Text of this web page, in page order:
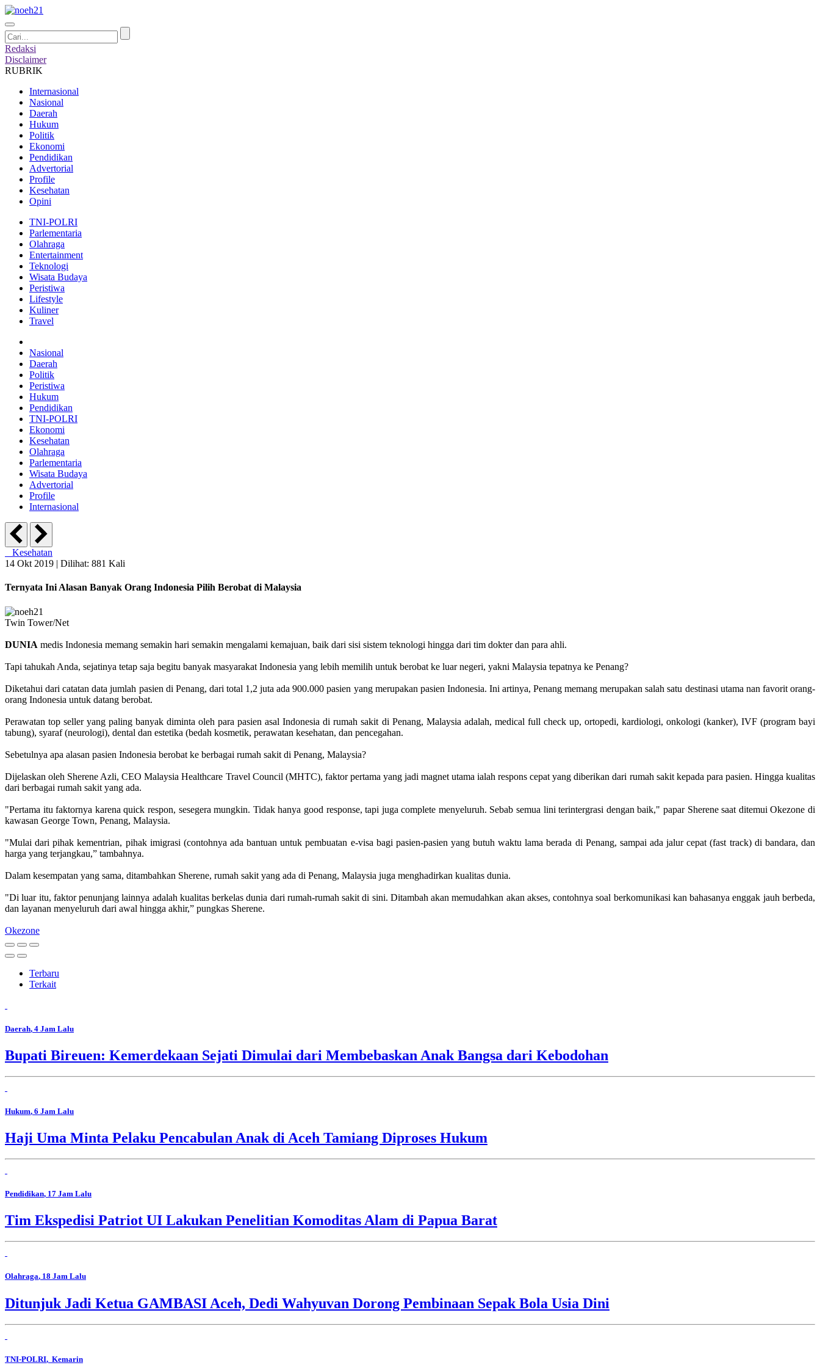
Redaksi
Disclaimer
RUBRIK
Internasional
Nasional
Daerah
Hukum
Politik
Ekonomi
Pendidikan
Advertorial
Profile
Kesehatan
Opini
TNI-POLRI
Parlementaria
Olahraga
Entertainment
Teknologi
Wisata Budaya
Peristiwa
Lifestyle
Kuliner
Travel
Nasional
Daerah
Politik
Peristiwa
Hukum
Pendidikan
TNI-POLRI
Ekonomi
Kesehatan
Olahraga
Parlementaria
Wisata Budaya
Advertorial
Profile
Internasional
Kesehatan
14 Okt 2019 | Dilihat: 881 Kali
Ternyata Ini Alasan Banyak Orang Indonesia Pilih Berobat di Malaysia
Twin Tower/Net
DUNIA medis Indonesia memang semakin hari semakin mengalami kemajuan, baik dari sisi sistem teknologi hingga dari tim dokter dan para ahli.
Tapi tahukah Anda, sejatinya tetap saja begitu banyak masyarakat Indonesia yang lebih memilih untuk berobat ke luar negeri, yakni Malaysia tepatnya ke Penang?
Diketahui dari catatan data jumlah pasien di Penang, dari total 1,2 juta ada 900.000 pasien yang merupakan pasien Indonesia. Ini artinya, Penang memang merupakan salah satu destinasi utama nan favorit orang-
orang Indonesia untuk datang berobat.
Perawatan top seller yang paling banyak diminta oleh para pasien asal Indonesia di rumah sakit di Penang, Malaysia adalah, medical full check up, ortopedi, kardiologi, onkologi (kanker), IVF (program bayi
tabung), syaraf (neurologi), dental dan estetika (bedah kosmetik, perawatan kesehatan, dan pencegahan.
Sebetulnya apa alasan pasien Indonesia berobat ke berbagai rumah sakit di Penang, Malaysia?
Dijelaskan oleh Sherene Azli, CEO Malaysia Healthcare Travel Council (MHTC), faktor pertama yang jadi magnet utama ialah respons cepat yang diberikan dari rumah sakit kepada para pasien. Hingga kualitas
dari berbagai rumah sakit yang ada.
"Pertama itu faktornya karena quick respon, sesegera mungkin. Tidak hanya good response, tapi juga complete menyeluruh. Sebab semua lini terintergrasi dengan baik," papar Sherene saat ditemui Okezone di
kawasan George Town, Penang, Malaysia.
"Mulai dari pihak kementrian, pihak imigrasi (contohnya ada bantuan untuk pembuatan e-visa bagi pasien-pasien yang butuh waktu lama berada di Penang, sampai ada jalur cepat (fast track) di bandara, dan
harga yang terjangkau,” tambahnya.
Dalam kesempatan yang sama, ditambahkan Sherene, rumah sakit yang ada di Penang, Malaysia juga menghadirkan kualitas dunia.
"Di luar itu, faktor penunjang lainnya adalah kualitas berkelas dunia dari rumah-rumah sakit di sini. Ditambah akan memudahkan akan akses, contohnya soal berkomunikasi kan bahasanya enggak jauh berbeda,
dan layanan menyeluruh dari awal hingga akhir,” pungkas Sherene.
Okezone
Terbaru
Terkait
Daerah, 4 Jam Lalu
Bupati Bireuen: Kemerdekaan Sejati Dimulai dari Membebaskan Anak Bangsa dari Kebodohan
Hukum, 6 Jam Lalu
Haji Uma Minta Pelaku Pencabulan Anak di Aceh Tamiang Diproses Hukum
Pendidikan, 17 Jam Lalu
Tim Ekspedisi Patriot UI Lakukan Penelitian Komoditas Alam di Papua Barat
Olahraga, 18 Jam Lalu
Ditunjuk Jadi Ketua GAMBASI Aceh, Dedi Wahyuvan Dorong Pembinaan Sepak Bola Usia Dini
TNI-POLRI, Kemarin